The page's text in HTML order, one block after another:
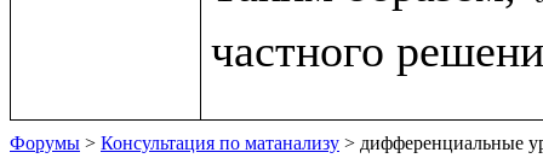
частного
Форумы > Консультация по матанализу > дифференциальные